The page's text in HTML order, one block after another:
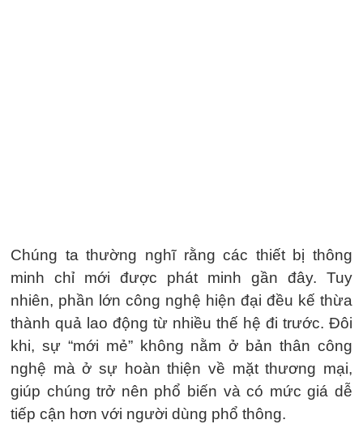
Chúng ta thường nghĩ rằng các thiết bị thông
minh chỉ mới được phát minh gần đây. Tuy
nhiên, phần lớn công nghệ hiện đại đều kế thừa
thành quả lao động từ nhiều thế hệ đi trước. Đôi
khi, sự “mới mẻ” không nằm ở bản thân công
nghệ mà ở sự hoàn thiện về mặt thương mại,
giúp chúng trở nên phổ biến và có mức giá dễ
tiếp cận hơn với người dùng phổ thông.